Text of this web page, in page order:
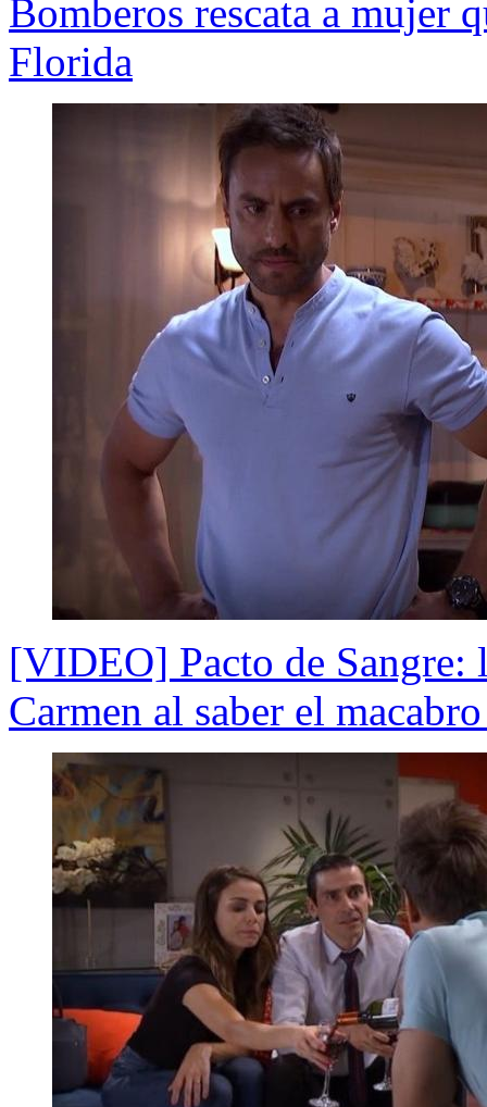
Bomberos rescata a mujer
Florida
[VIDEO] Pacto de Sangre:
Carmen al saber el